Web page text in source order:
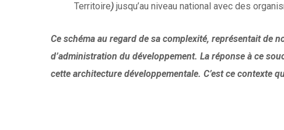
Territoire) jusqu’au niveau national avec des
Ce schéma au regard de sa complexité, représentait
d’administration du développement. La réponse à ce
cette architecture développementale. C’est ce contexte